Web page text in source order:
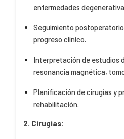
enfermedades
Seguimiento
progreso clínico.
Interpretación de estudios
resonancia magnética,
Planificación de cirugías y
rehabilitación.
2. Cirugías: